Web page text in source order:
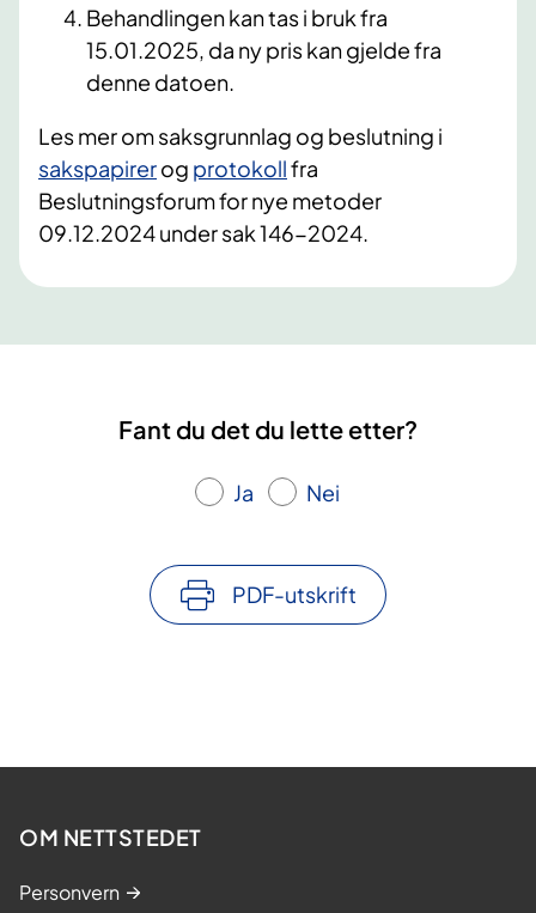
Behandlingen kan tas i bruk fra
15.01.2025, da ny pris kan gjelde fra
denne datoen.
Les mer om saksgrunnlag og beslutning i
sakspapirerog protokollfra
Beslutningsforum for nye metoder
09.12.2024 under sak 146-2024.
Fant du det du lette etter?
Ja Nei
PDF-utskrift
OM NETTSTEDET
Personvern